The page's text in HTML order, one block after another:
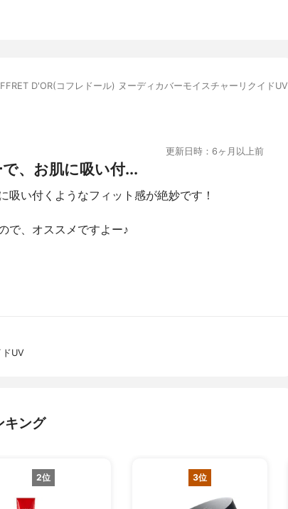
D'OR(コフレドール) ヌーディカバーモイスチャーリクイドUV
更新日時：6ヶ月以上前
、お肌に吸い付...
吸い付くようなフィット感が絶妙です！
で、オススメですよー♪
UV
キング
2位 3位